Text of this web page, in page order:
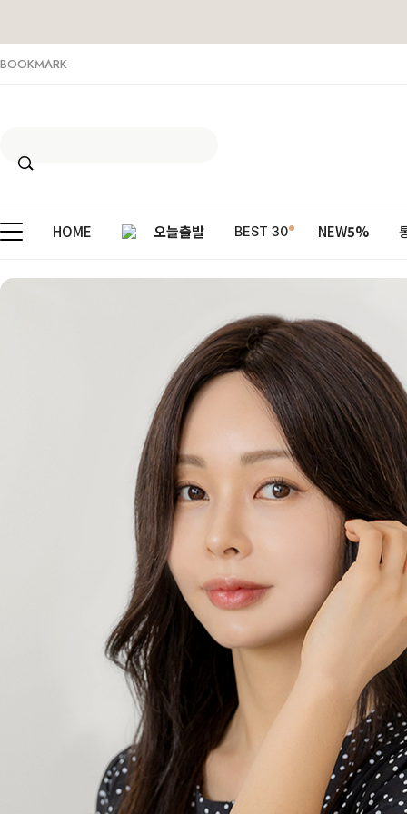
BOOKMARK
HOME 오늘출발 BEST 30 NEW5%